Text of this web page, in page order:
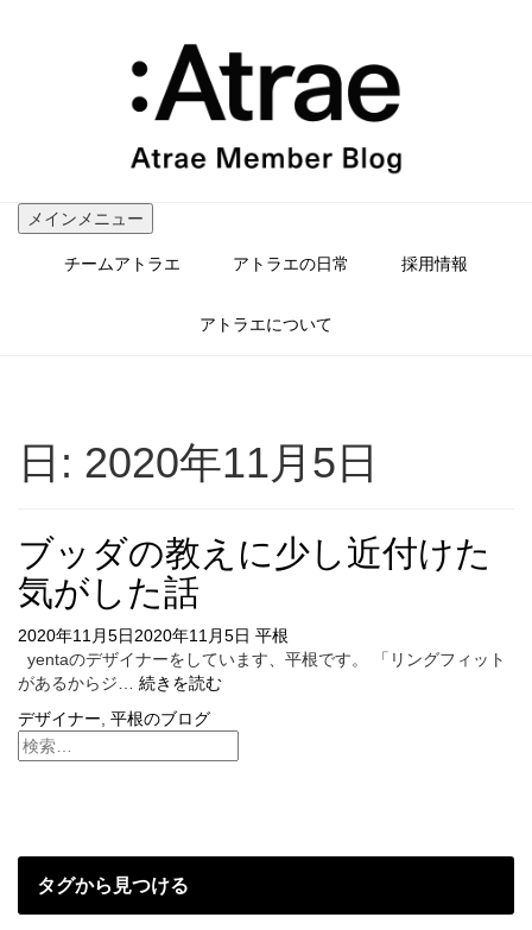
メインメニュー
チームアトラエ アトラエの日常 採用情報
アトラエについて
日: 2020年11月5日
ブッダの教えに少し近付けた
気がした話
2020年11月5日2020年11月5日 平根
yentaのデザイナーをしています、平根です。 「リングフィット
があるからジ… 続きを読むブ
ダ
付
デザイナー 平根のブログ
タグから見つける